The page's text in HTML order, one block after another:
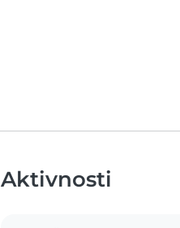
Aktivnosti